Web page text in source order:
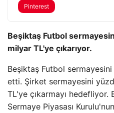
Pinterest
Beşiktaş Futbol
milyar TL'ye çıkarıyor.
Beşiktaş Futbol
etti. Şirket sermayesini
TL'ye çıkarmayı hedefliyor.
Sermaye Piyasası